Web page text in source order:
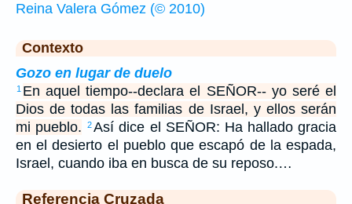
Reina Valera Gómez (© 2010)
Contexto
Gozo en lugar de duelo
1 En aquel tiempo--declara el SEÑOR-- yo seré el
Dios de todas las familias de Israel, y ellos serán
mi pueblo.
2Así dice el SEÑOR: Ha hallado gracia
en el desierto el pueblo que escapó de la espada,
Israel, cuando iba en busca de su reposo.…
Referencia Cruzada